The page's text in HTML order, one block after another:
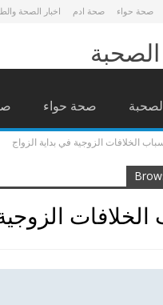
صحة حواء صحة ادم اخبار الصحة
صحة حواء
الخلافات الزوجية في بداية الزواج